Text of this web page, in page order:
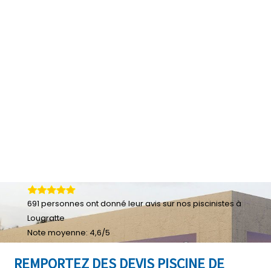
REMPORTEZ DES DEVIS PISCINE DE
691 personnes ont donné leuravis sur nos piscinistes à
Lougratte
Note moyenne: 4,6/5